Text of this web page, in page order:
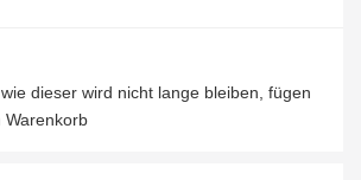
dieser wird nicht lange bleiben, fügen
Warenkorb